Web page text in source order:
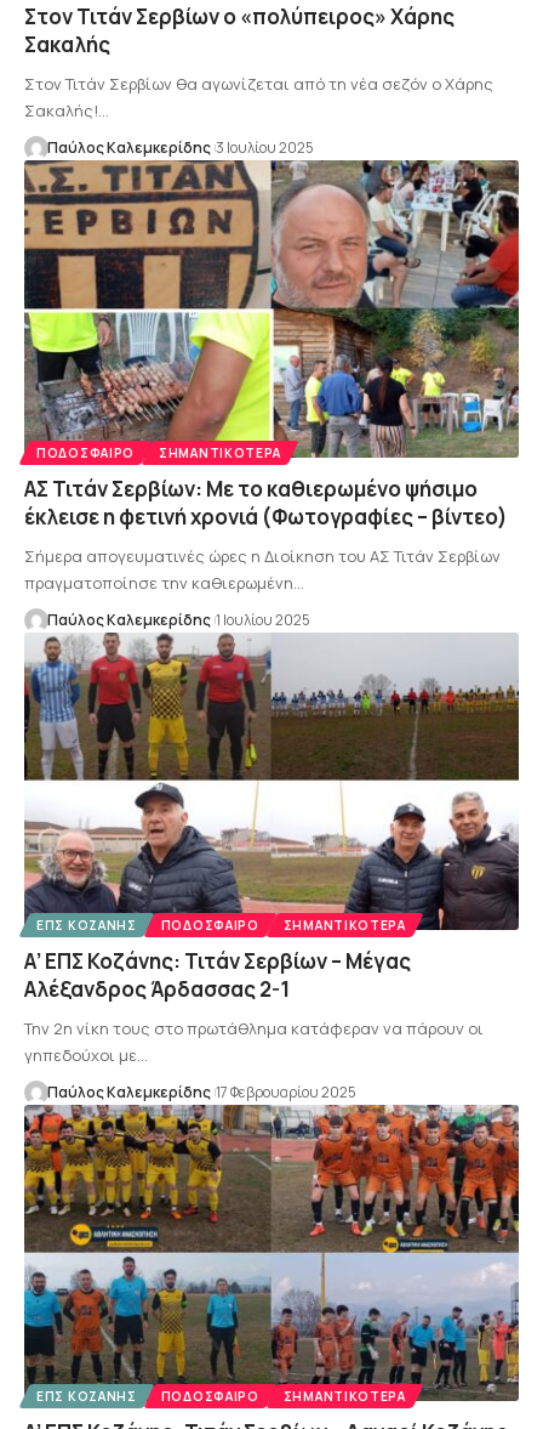
Στον Τιτάν Σερβίων ο «πολύπειρος» Χάρης
Σακαλής
Στον Τιτάν Σερβίων θα αγωνίζεται από τη νέα σεζόν ο Χάρης
Σακαλής!…
Παύλος Καλεμκερίδης 3 Ιουλίου 2025
ΠΟΔΌΣΦΑΙΡΟ ΣΗΜΑΝΤΙΚΌΤΕΡΑ
ΑΣ Τιτάν Σερβίων: Με το καθιερωμένο ψήσιμο
έκλεισε η φετινή χρονιά (Φωτογραφίες – βίντεο)
Σήμερα απογευματινές ώρες η Διοίκηση του ΑΣ Τιτάν Σερβίων
πραγματοποίησε την καθιερωμένη…
Παύλος Καλεμκερίδης 1 Ιουλίου 2025
ΕΠΣ ΚΟΖΆΝΗΣ ΠΟΔΌΣΦΑΙΡΟ ΣΗΜΑΝΤΙΚΌΤΕΡΑ
Α’ ΕΠΣ Κοζάνης: Τιτάν Σερβίων – Μέγας
Αλέξανδρος Άρδασσας 2-1
Την 2η νίκη τους στο πρωτάθλημα κατάφεραν να πάρουν οι
γηπεδούχοι με…
Παύλος Καλεμκερίδης 17 Φεβρουαρίου 2025
ΕΠΣ ΚΟΖΆΝΗΣ ΠΟΔΌΣΦΑΙΡΟ ΣΗΜΑΝΤΙΚΌΤΕΡΑ